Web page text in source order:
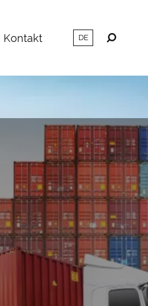
Kontakt